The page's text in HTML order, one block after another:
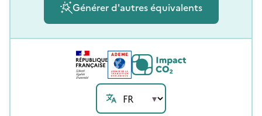
Générer d'autres équivalents